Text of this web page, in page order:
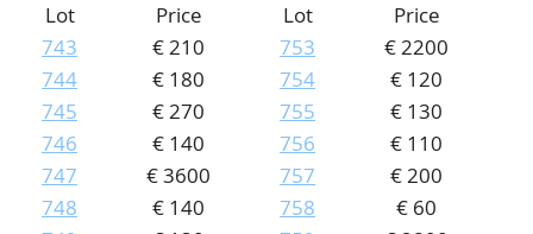
Lot
Price
743
€ 210
744
€ 180
745
€ 270
746
€ 140
747
€ 3600
748
€ 140
Lot
Price
753
€ 2200
754
€ 120
755
€ 130
756
€ 110
757
€ 200
758
€ 60